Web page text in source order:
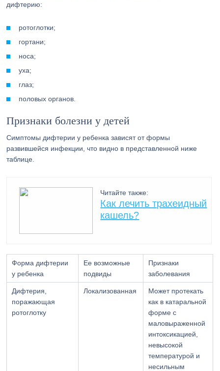
дифтерию:
ротоглотки;
гортани;
носа;
уха;
глаз;
половых органов.
Признаки болезни у детей
Симптомы дифтерии у ребенка зависят от формы
развившейся инфекции, что видно в представленной ниже
таблице.
Читайте также:
Как лечить трахеидный
кашель?
Форма дифтерии
у ребенка
Ее возможные
подвиды
Признаки
заболевания
Дифтерия,
поражающая
ротоглотку
Локализованная
Может протекать
как в катаральной
форме с
маловыраженной
интоксикацией,
невысокой
температурой и
несильным